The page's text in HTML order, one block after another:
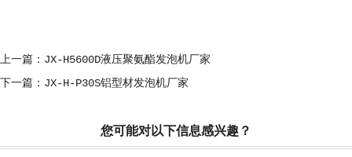
上一篇：JX-H5600D液压聚氨酯发泡机厂家
下一篇：JX-H-P30S铝型材发泡机厂家
您可能对以下信息感兴趣？